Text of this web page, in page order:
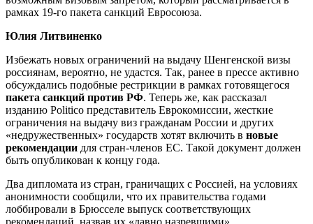
рамках 19-го пакета санкций Евросоюза.
Юлия Литвиненко
Избежать новых ограничений на выдачу Шенгенской визы
россиянам, вероятно, не удастся. Так, ранее в прессе активно
обсуждались подобные рестрикции в рамках готовящегося
пакета санкций против РФ. Теперь же, как рассказал
изданию Politico представитель Еврокомиссии, жесткие
ограничения на выдачу виз гражданам России и других
«недружественных» государств хотят включить в новые
рекомендации для стран-членов ЕС. Такой документ должен
быть опубликован к концу года.
Два дипломата из стран, граничащих с Россией, на условиях
анонимности сообщили, что их правительства годами
лоббировали в Брюсселе выпуск соответствующих
рекомендаций, назвав их «давно назревшими».